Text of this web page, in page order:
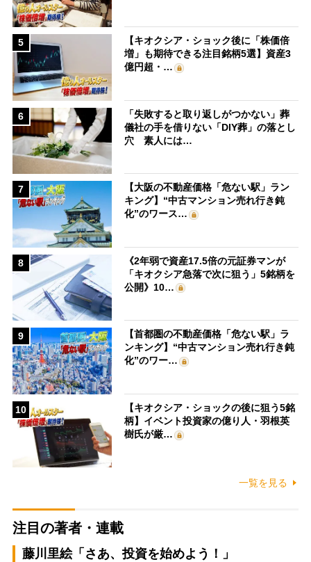
5
【キオクシア・ショック後に「株価倍
増」も期待できる注目銘柄5選】資産3
億円超・…
6
「失敗すると取り返しがつかない」葬
儀社の手を借りない「DIY葬」の落とし
穴 素人には…
7
【大阪の不動産価格「危ない駅」ラン
キング】“中古マンション売れ行き鈍
化”のワース…
8
《2年弱で資産17.5倍の元証券マンが
「キオクシア急落で次に狙う」5銘柄を
公開》10…
9
【首都圏の不動産価格「危ない駅」ラ
ンキング】“中古マンション売れ行き鈍
化”のワー…
10
【キオクシア・ショックの後に狙う5銘
柄】イベント投資家の億り人・羽根英
樹氏が厳…
一覧を見る
注目の著者・連載
藤川里絵「さあ、投資を始めよう！」